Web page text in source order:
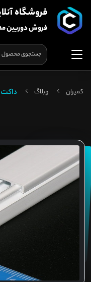
فروشگاه
فروش دوربین
کمیران وبلاگ